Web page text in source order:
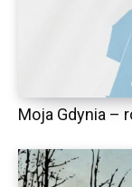
Moja Gdynia –